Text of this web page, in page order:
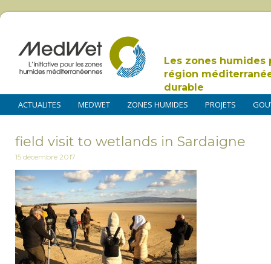
Les zones humides
région
durable
ACTUALITES MEDWET ZONES HUMIDES PROJETS
field visit to wetlands in Sardaigne
15 décembre 2017